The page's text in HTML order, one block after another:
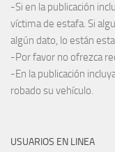
-Si en la publicación
víctima de estafa. Si
algún dato, lo están
-Por favor no ofrezca
-En la publicación
robado su vehículo.
USUARIOS EN LINEA